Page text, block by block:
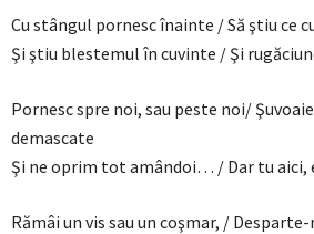
Cu stângul pornesc înainte / Să ştiu ce
Şi ştiu blestemul în cuvinte / Şi
Pornesc spre noi, sau peste noi/
demascate
Şi ne oprim tot amândoi… / Dar tu aici,
Rămâi un vis sau un coşmar, /